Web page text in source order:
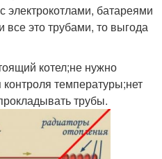
электрокотлами, батареями
это трубами, то выгода
котел;не нужно
температуры;нет
трубы.